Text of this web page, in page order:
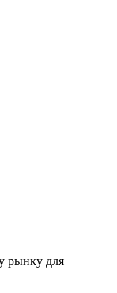
капитала